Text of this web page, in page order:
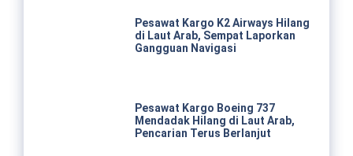
Pesawat Kargo K2 Airways Hilang
di Laut Arab, Sempat Laporkan
Gangguan Navigasi
Pesawat Kargo Boeing 737
Mendadak Hilang di Laut Arab,
Pencarian Terus Berlanjut